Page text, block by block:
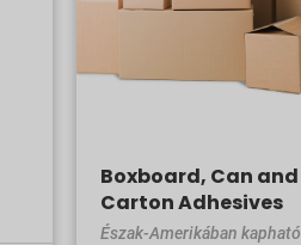
Boxboard, Can and
Carton Adhesives
Észak-Amerikában kapható